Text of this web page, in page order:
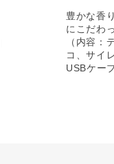
豊かな香
にこだわ
（内容：
コ、サイ
USBケー